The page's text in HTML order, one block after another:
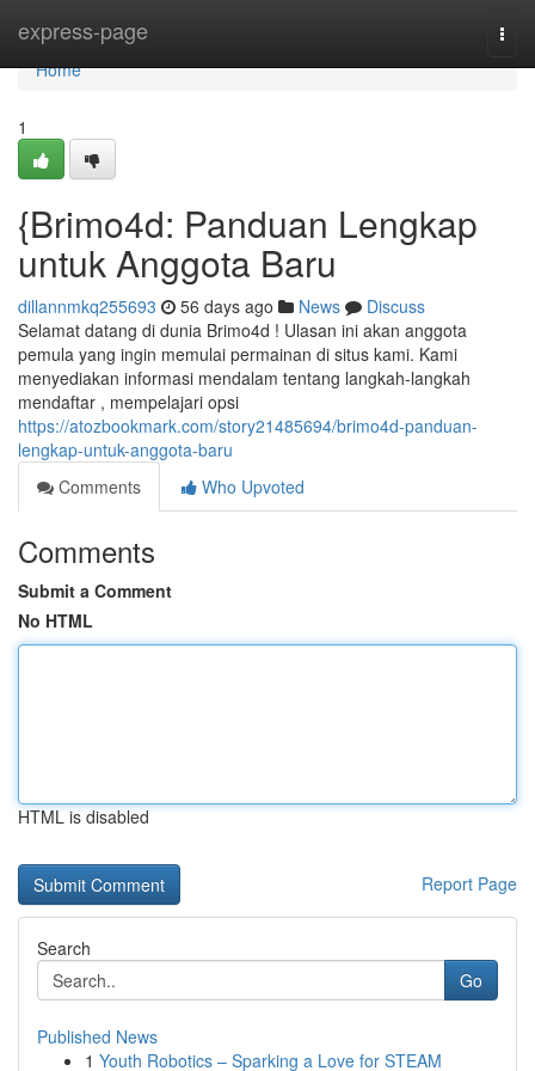
express-page
Home
Home
1
{Brimo4d: Panduan Lengkap
untuk Anggota Baru
dillannmkq255693 56 days ago News
Discuss
Selamat datang di dunia Brimo4d ! Ulasan ini akan anggota
pemula yang ingin memulai permainan di situs kami. Kami
menyediakan informasi mendalam tentang langkah-langkah
mendaftar , mempelajari opsi
https://atozbookmark.com/story21485694/brimo4d-panduan-
lengkap-untuk-anggota-baru
Comments
Who Upvoted
Comments
Submit a Comment
No HTML
HTML is disabled
Report Page
Search
Go
Published News
1 Youth Robotics – Sparking a Love for STEAM